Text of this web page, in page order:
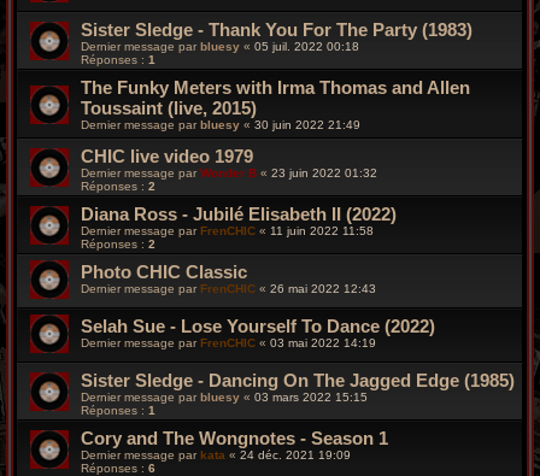
Sister Sledge - Thank You For The Party (1983)
Dernier message par bluesy « 05 juil. 2022 00:18
Réponses : 1
The Funky Meters with Irma Thomas and Allen
Toussaint (live, 2015)
Dernier message par bluesy « 30 juin 2022 21:49
CHIC live video 1979
Dernier message par Wonder B « 23 juin 2022 01:32
Réponses : 2
Diana Ross - Jubilé Elisabeth II (2022)
Dernier message parFrenCHIC « 11 juin 2022 11:58
Réponses : 2
Photo CHIC Classic
Dernier message par FrenCHIC « 26 mai 2022 12:43
Selah Sue - Lose Yourself To Dance (2022)
Dernier message parFrenCHIC « 03 mai 2022 14:19
Sister Sledge - Dancing On The Jagged Edge (1985)
Dernier message par bluesy « 03 mars 2022 15:15
Réponses : 1
Cory and The Wongnotes - Season 1
Dernier message parkata « 24 déc. 2021 19:09
Réponses : 6